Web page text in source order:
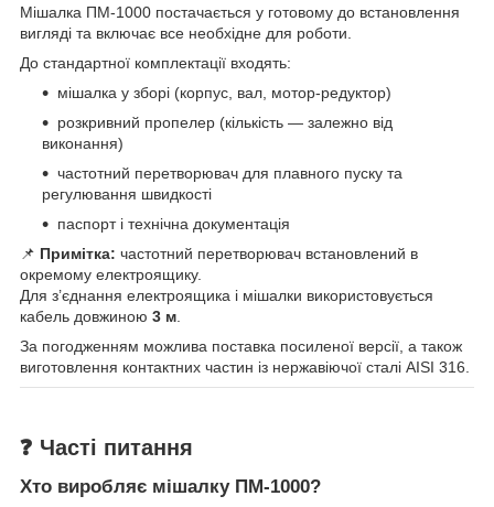
Мішалка ПМ-1000 постачається у готовому до встановлення
вигляді та включає все необхідне для роботи.
До стандартної комплектації входять:
мішалка у зборі (корпус, вал, мотор-редуктор)
розкривний пропелер (кількість — залежно від
виконання)
частотний перетворювач для плавного пуску та
регулювання швидкості
паспорт і технічна документація
📌 Примітка: частотний перетворювач встановлений в
окремому електроящику.
Для з’єднання електроящика і мішалки використовується
кабель довжиною 3 м.
За погодженням можлива поставка посиленої версії, а також
виготовлення контактних частин із нержавіючої сталі AISI 316.
❓ Часті питання
Хто виробляє мішалку ПМ-1000?